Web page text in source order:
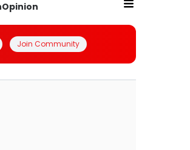
Opinion
Join Community